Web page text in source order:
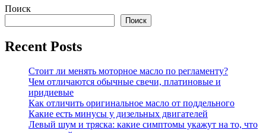
Поиск
Поиск
Recent Posts
Стоит ли менять моторное масло по регламенту?
Чем отличаются обычные свечи, платиновые и
иридиевые
Как отличить оригинальное масло от поддельного
Какие есть минусы у дизельных двигателей
Левый шум и тряска: какие симптомы укажут на то, что